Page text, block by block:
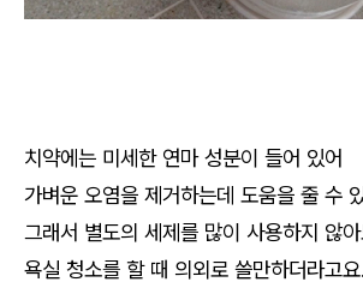
치약에는 미세한 연마 성분이 들어 있어
가벼운 오염을 제거하는데 도움을 줄 수
그래서 별도의 세제를 많이 사용하지 않
욕실 청소를 할 때 의외로 쓸만하더라고요.